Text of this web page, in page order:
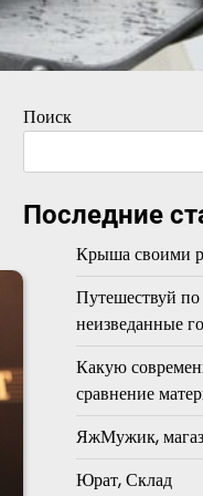
Поиск
Последние
Крыша своими
Путешествуй по
неизведанные
Какую
сравнение
ЯжМужик,
Юрат, Склад